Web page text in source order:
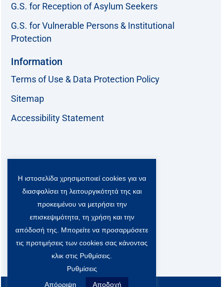
G.S. for Reception of Asylum Seekers
G.S. for Vulnerable Persons & Institutional
Protection
Information
Terms of Use & Data Protection Policy
Sitemap
Accessibility Statement
F
a
o
k
T
w
i
t
t
e
r
-
x
L
i
n
k
e
d
i
n
Y
o
u
t
u
b
e
Viber Community:
Η ιστοσελίδα χρησιμοποιεί cookies για να
διασφαλίσει τη λειτουργικότητά της και
προκειμένου να μετρήσει την
επισκεψιμότητα, τη χρήση και την
απόδοσή της. Μπορείτε να προσαρμόσετε
τις προτιμήσεις των cookies σας κάνοντας
κλικ στις Ρυθμίσεις.
Ρυθμίσεις
Απόρριψη Αποδοχή